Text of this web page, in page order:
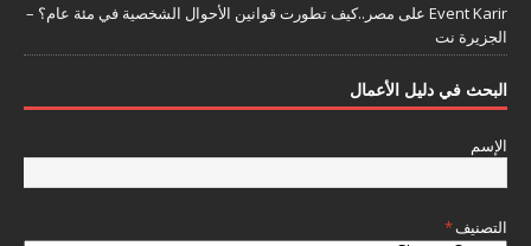
Event Karir على مصر..كيف تطورت قوانين الأحوال الشخصية في مئة عام؟ –
الجزيرة نت
البحث في دليل الأعمال
الإسم
التصنيف*